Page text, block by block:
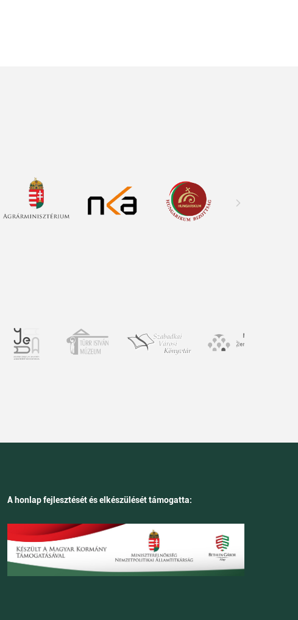
A honlap fejlesztését és elkészülését támogatta: